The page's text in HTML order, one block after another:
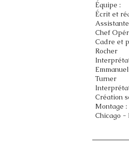
Équipe :
Écrit et
Chef
Cadre et
Rocher
Turner
Création
Montage
Chicago -